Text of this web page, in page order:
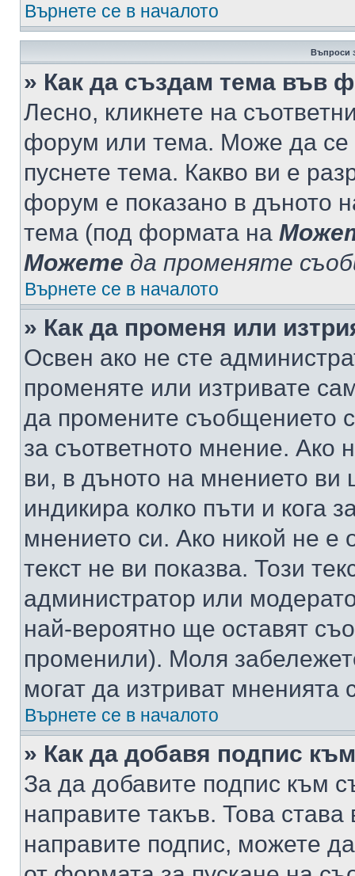
Върнете се в началото
Въпроси
» Как да създам тема във
Лесно, кликнете на
форум или тема. Може да се
пуснете тема. Какво ви е
форум е показано в дъното
тема (под формата на
Можете да променяте
Върнете се в началото
» Как да променя или
Освен ако не сте
променяте или изтривате
да промените съобщението
за съответното мнение. Ако
ви, в дъното на мнението ви
индикира колко пъти и кога
мнението си. Ако никой не е
текст не ви показва. Този
администратор или
най-вероятно ще оставят
променили). Моля
могат да изтриват мненията
Върнете се в началото
» Как да добавя подпис
За да добавите подпис към
направите такъв. Това
направите подпис, можете